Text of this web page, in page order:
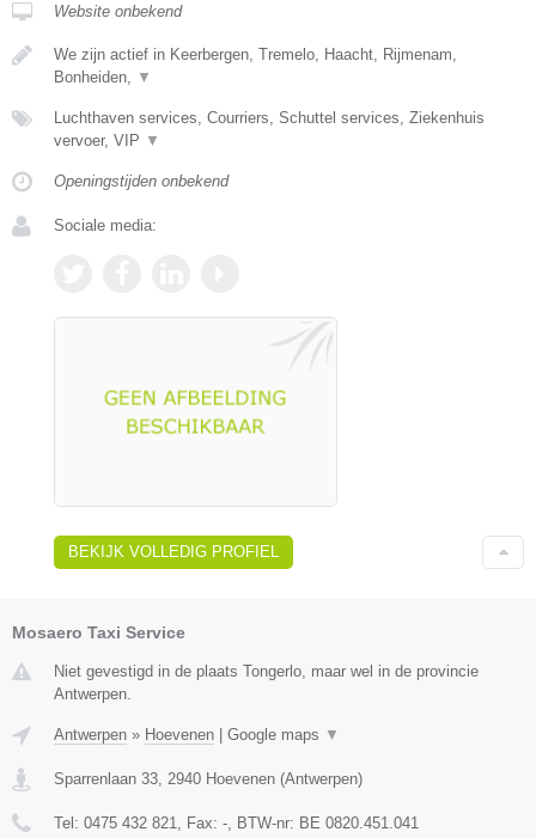
Website onbekend
We zijn actief in Keerbergen, Tremelo, Haacht, Rijmenam,
Bonheiden,
▼
Luchthaven services, Courriers, Schuttel services, Ziekenhuis
vervoer, VIP ▼
Openingstijden onbekend
Sociale media:
BEKIJK VOLLEDIG PROFIEL
Mosaero Taxi Service
Niet gevestigd in de plaats Tongerlo, maar wel in de provincie
Antwerpen.
Antwerpen » Hoevenen | Google maps ▼
Sparrenlaan 33 2940 Hoevenen (Antwerpen)
Tel: 0475 432 821 , Fax: - , BTW-nr: BE 0820.451.041